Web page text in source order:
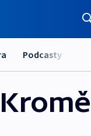
Podcasty